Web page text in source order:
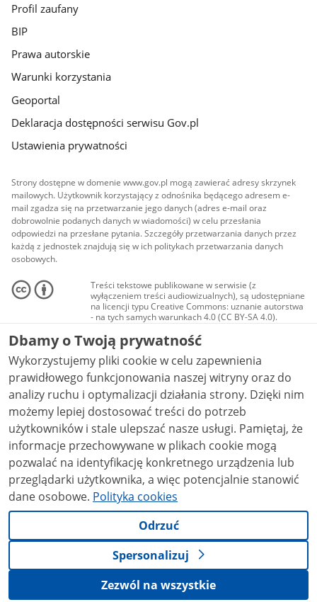
Profil zaufany
BIP
Prawa autorskie
Warunki korzystania
Geoportal
Deklaracja dostępności serwisu Gov.pl
Ustawienia prywatności
Strony dostępne w domenie www.gov.pl mogą zawierać adresy skrzynek
mailowych. Użytkownik korzystający z odnośnika będącego adresem e-
mail zgadza się na przetwarzanie jego danych (adres e-mail oraz
dobrowolnie podanych danych w wiadomości) w celu przesłania
odpowiedzi na przesłane pytania. Szczegóły przetwarzania danych przez
każdą z jednostek znajdują się w ich politykach przetwarzania danych
osobowych.
Treści tekstowe publikowane w serwisie (z
wyłączeniem treści audiowizualnych), są udostępniane
na licencji typu Creative Commons: uznanie autorstwa
- na tych samych warunkach 4.0 (CC BY-SA 4.0).
Materiały audiowizualne, w tym zdjęcia, materiały
audio i wideo, są udostępniane na licencji typu
Creative Commons: uznanie autorstwa użycie
niekomercyjne - bez utworów zależnych 4.0 (CC BY-
NC-ND 4.0), o ile nie jest to stwierdzone inaczej.
Dbamy o Twoją prywatność
Wykorzystujemy pliki cookie w celu zapewnienia
prawidłowego funkcjonowania naszej witryny oraz do
analizy ruchu i optymalizacji działania strony. Dzięki nim
możemy lepiej dostosować treści do potrzeb
użytkowników i stale ulepszać nasze usługi. Pamiętaj, że
informacje przechowywane w plikach cookie mogą
pozwalać na identyfikację konkretnego urządzenia lub
przeglądarki użytkownika, a więc potencjalnie stanowić
dane osobowe. Polityka cookies
Odrzuć
Spersonalizuj
Zezwól na wszystkie